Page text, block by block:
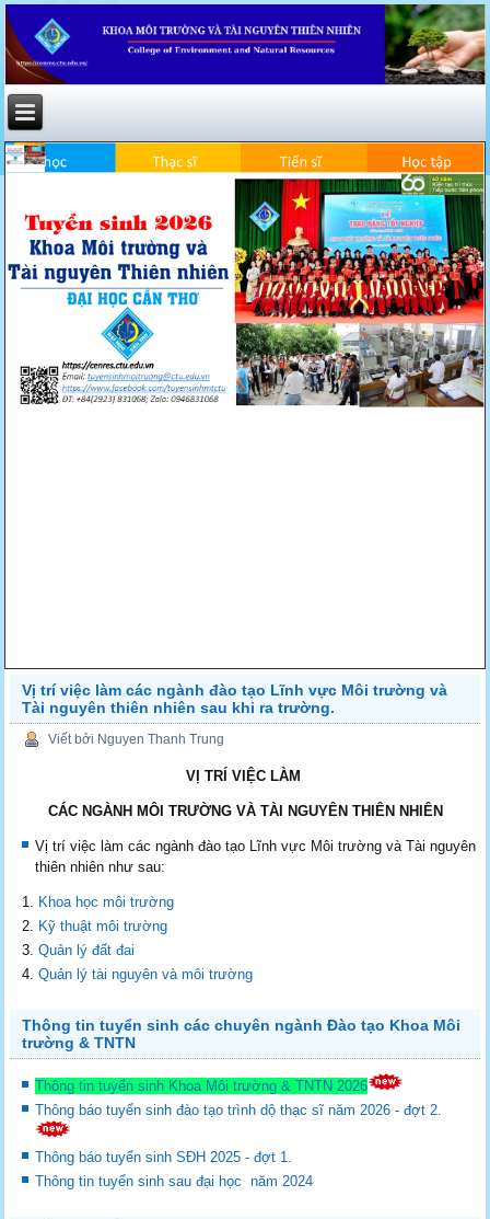
Vị trí việc làm các ngành đào tạo Lĩnh vực Môi trường và
Tài nguyên thiên nhiên sau khi ra trường.
Viết bởi Nguyen Thanh Trung
VỊ TRÍ VIỆC LÀM
CÁC NGÀNH MÔI TRƯỜNG VÀ TÀI NGUYÊN THIÊN NHIÊN
Vị trí việc làm các ngành đào tạo Lĩnh vực Môi trường và Tài nguyên
thiên nhiên như sau:
Khoa học môi trường
Kỹ thuật môi trường
Quản lý đất đai
Quản lý tài nguyên và môi trường
Thông tin tuyển sinh các chuyên ngành Đào tạo Khoa Môi
trường & TNTN
Thông tin tuyển sinh Khoa Môi trường & TNTN 2026
Thông báo tuyển sinh đào tạo trình dộ thạc sĩ năm 2026 - đợt 2.
Thông báo tuyển sinh SĐH 2025 - đợt 1.
Thông tin tuyển sinh sau đại học năm 2024